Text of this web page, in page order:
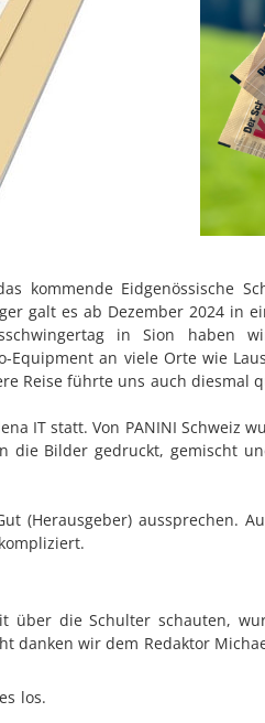
kommende Eidgenössische
galt es ab Dezember 2024 in
in Sion
an viele Orte wie
Reise führte uns auch diesmal
IT statt. Von PANINI Schweiz
die Bilder gedruckt, gemischt
(Herausgeber) aussprechen.
über die Schulter schauten,
danken wir dem Redaktor
los.